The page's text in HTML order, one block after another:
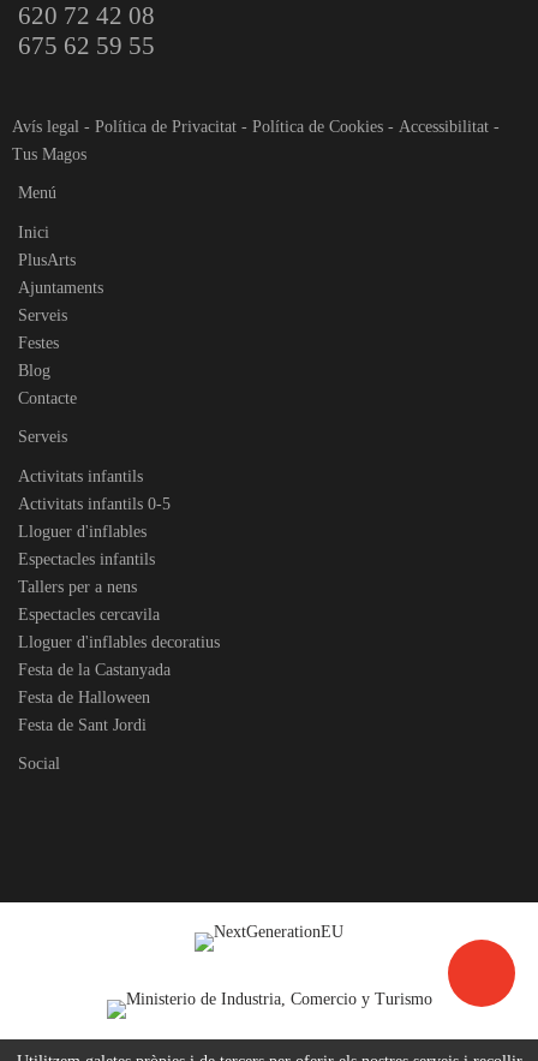
620 72 42 08
675 62 59 55
Avís legal - Política de Privacitat - Política de Cookies - Accessibilitat -
Tus Magos
Menú
Inici
PlusArts
Ajuntaments
Serveis
Festes
Blog
Contacte
Serveis
Activitats infantils
Activitats infantils 0-5
Lloguer d'inflables
Espectacles infantils
Tallers per a nens
Espectacles cercavila
Lloguer d'inflables decoratius
Festa de la Castanyada
Festa de Halloween
Festa de Sant Jordi
Social